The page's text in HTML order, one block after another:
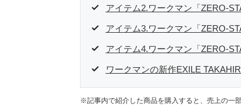
アイテム2.ワークマン「ZERO-
アイテム3.ワークマン「ZERO-
アイテム4.ワークマン「ZERO-
ワークマンの新作EXILE
※記事内で紹介した商品を購入すると、売上の一